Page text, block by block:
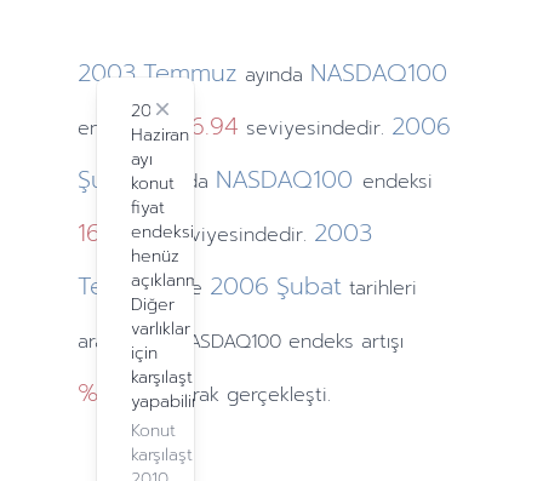
2024
Haziran
ayı
konut
fiyat
endeksi
henüz
açıklanmadı.
Diğer
varlıklar
için
karşılaştırma
yapabilirsiniz.
Konut
karşılaştırma,
Close
2003 Temmuz ayında NASDAQ100
endeksi1276.94 seviyesindedir. 2006
Şubat ayında NASDAQ100 endeksi
1670.57seviyesindedir. 2003
Temmuz ve 2006 Şubat tarihleri
arasındaki NASDAQ100 endeks artışı
%24.28olarak gerçekleşti.